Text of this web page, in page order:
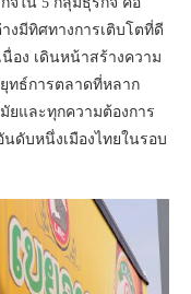
ต่างมีทิศทางการเติบโตที่ดี
อง เดินหน้าสร้างความ
ทธ์การตลาดที่หลาก
ยและทุกความต้องการ
ดับหนึ่งเมืองไทยในรอบ